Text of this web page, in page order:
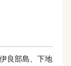
良部島、下地